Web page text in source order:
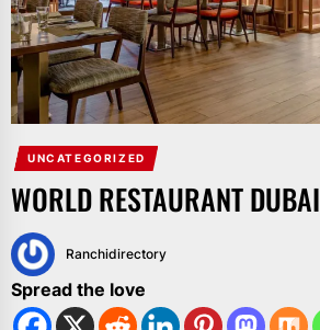
UNCATEGORIZED
WORLD RESTAURANT DUBAI
Ranchidirectory
Spread the love